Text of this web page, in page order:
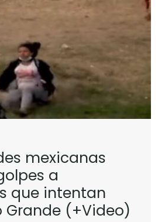
mexicanas
a
que intentan
Grande (+Video)